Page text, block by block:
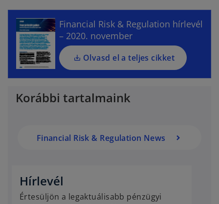
Financial Risk & Regulation hírlevél
– 2020. november
Olvasd el a teljes cikket
n
s
i
n
a
n
e
w
t
Korábbi tartalmaink
Financial Risk & Regulation News
Hírlevél
Értesüljön a legaktuálisabb pénzügyi
e
n
s